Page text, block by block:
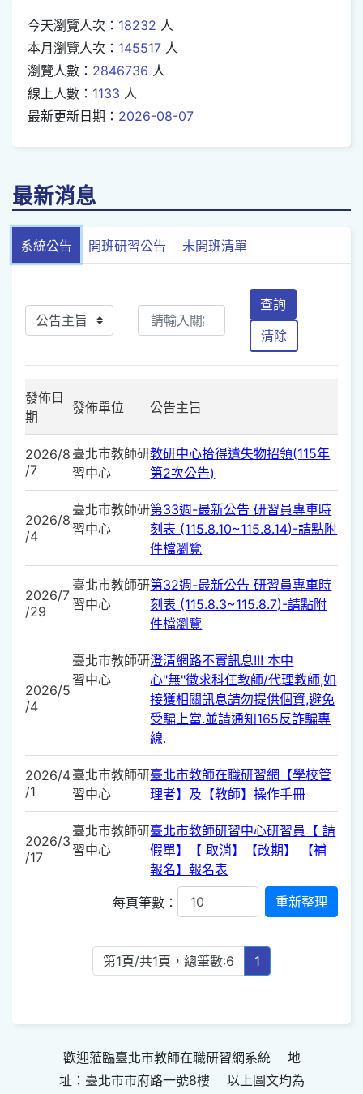
今天瀏覽人次： 18232 人
本月瀏覽人次： 145517 人
瀏覽人數： 2846736 人
線上人數： 1133 人
最新更新日期： 2026-08-07
最新消息
系統公告 開班研習公告 未開班清單
查詢
清除
發佈日
期
發佈單位 公告主旨
2026/8
/7
臺北市教師研
習中心
教研中心拾得遺失物招領(115年
第2次公告)
2026/8
/4
臺北市教師研
習中心
第33週-最新公告 研習員專車時
刻表 (115.8.10~115.8.14)-請點附
件檔瀏覽
2026/7
/29
臺北市教師研
習中心
第32週-最新公告 研習員專車時
刻表 (115.8.3~115.8.7)-請點附
件檔瀏覽
2026/5
/4
臺北市教師研
習中心
澄清網路不實訊息!!! 本中
心"無"徵求科任教師/代理教師,如
接獲相關訊息請勿提供個資,避免
受騙上當.並請通知165反詐騙專
線.
2026/4
/1
臺北市教師研
習中心
臺北市教師在職研習網【學校管
理者】及【教師】操作手冊
2026/3
/17
臺北市教師研
習中心
臺北市教師研習中心研習員【 請
假單】【 取消】【改期】 【補
報名】報名表
每頁筆數：
第1頁/共1頁，總筆數:6 1
歡迎蒞臨臺北市教師在職研習網系統 地
址：臺北市市府路一號8樓 以上圖文均為